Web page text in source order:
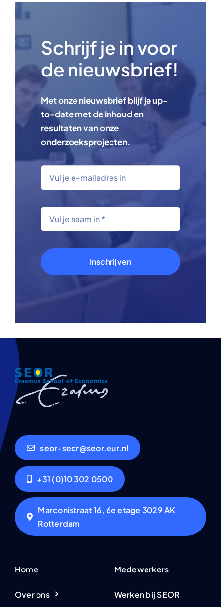
Schrijf je in voor
de nieuwsbrief!
Met onze nieuwsbrief blijf je up-
to-date met de inhoud en
resultaten van onze
onderzoeksprojecten.
Inschrijven
seor-secr@seor.eur.nl
+31 (0)10 302 0500
Marconistraat 16, 6e etage 3029 AK
Rotterdam
Home
Over ons
Medewerkers
Werken bij SEOR